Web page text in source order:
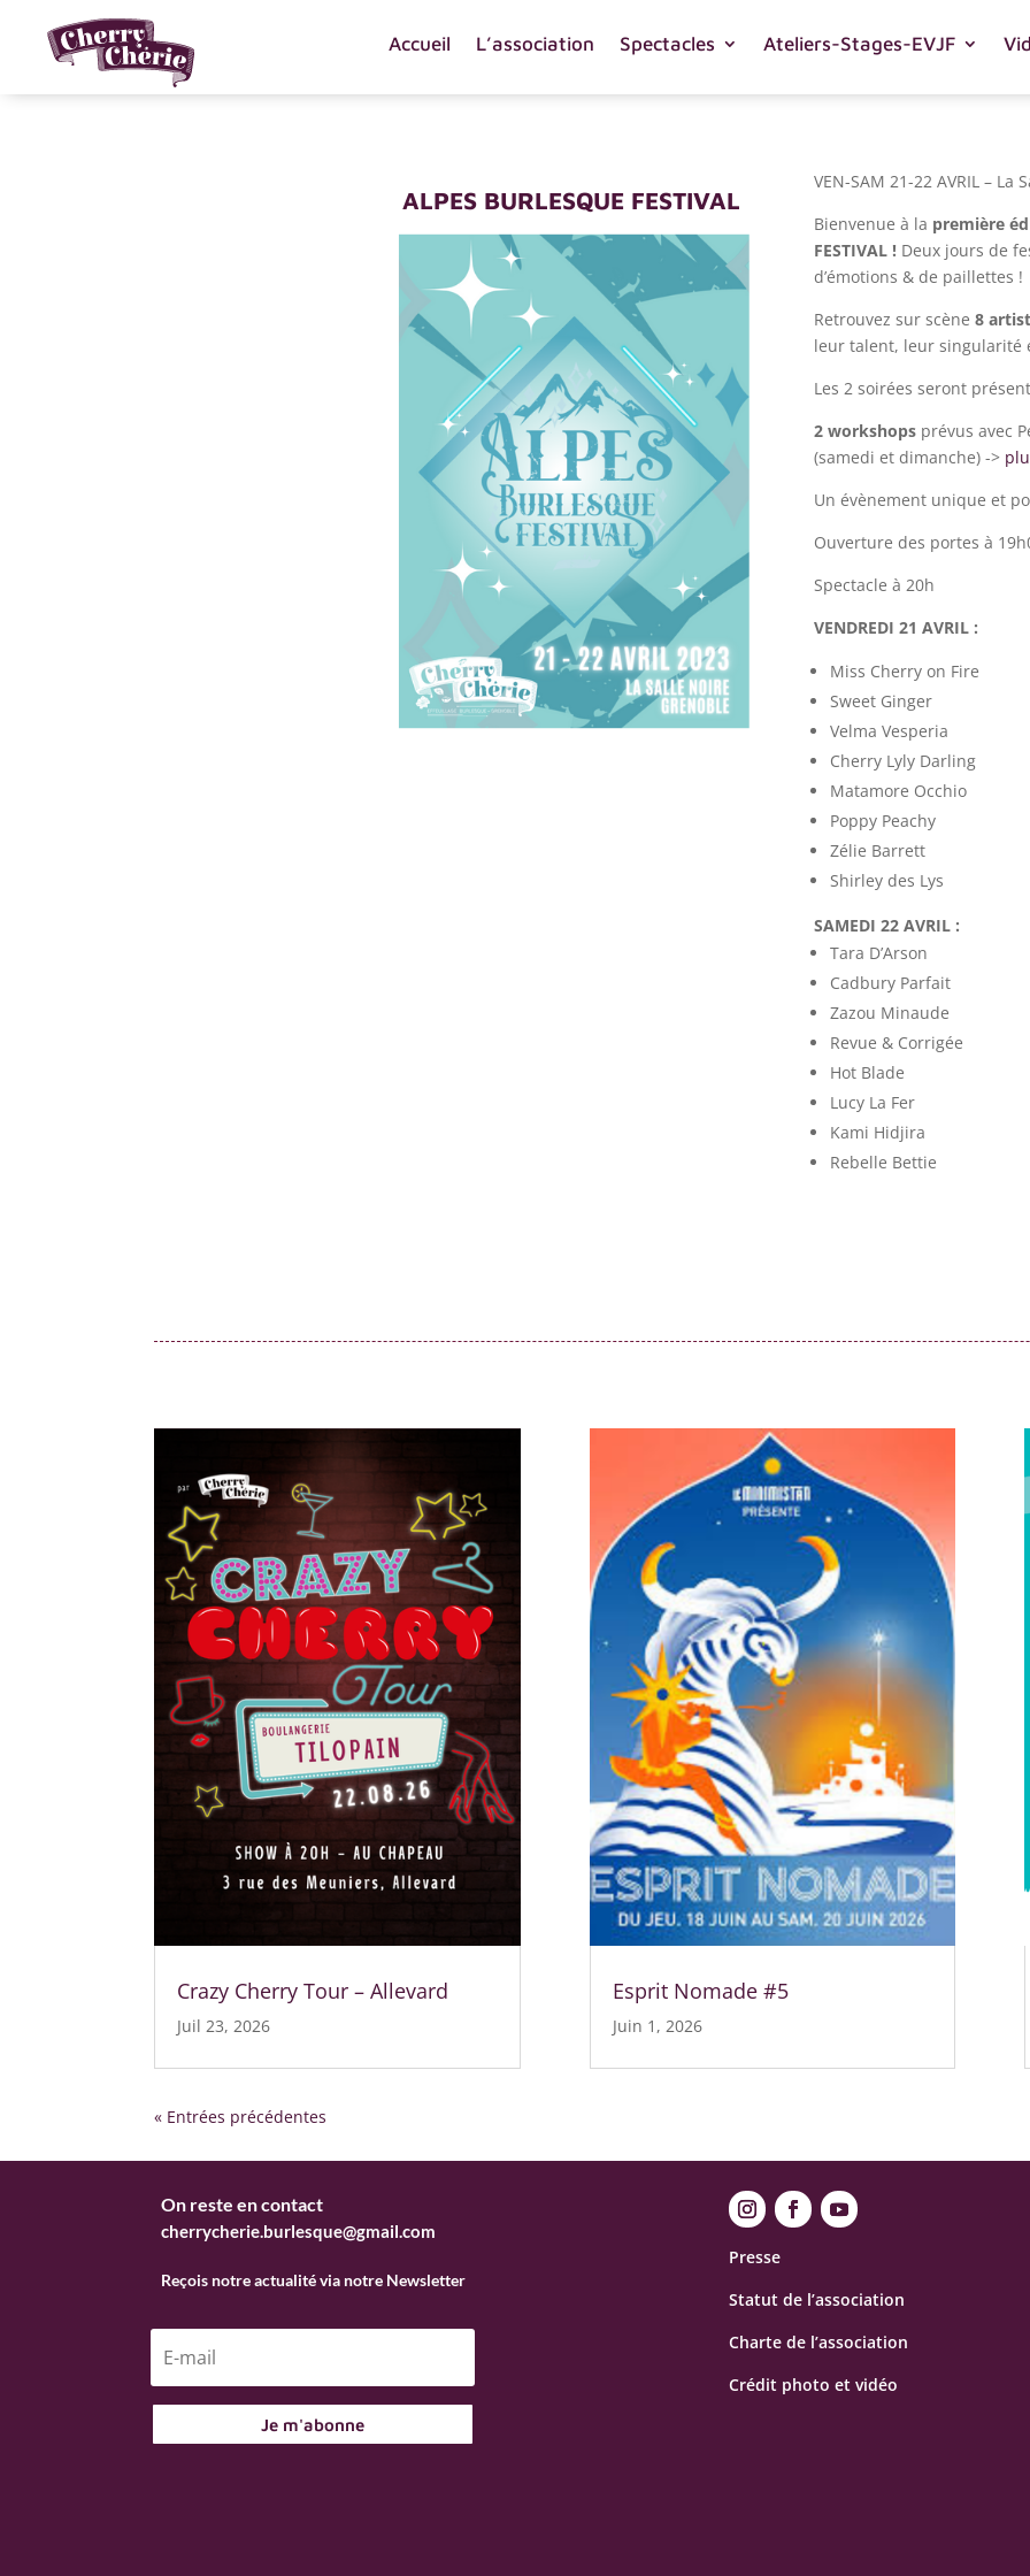
Accueil L’association Spectacles Ateliers-Stages-EVJF
ALPES BURLESQUE FESTIVAL
VEN-SAM 21-22 AVRIL – La
Bienvenue à la première
FESTIVAL ! Deux jours de
d’émotions & de paillettes !
Retrouvez sur scène8
leur talent, leur singularité
Les 2 soirées seront
2 workshops prévus avec
(samedi et dimanche) ->
Un évènement unique et
Ouverture des portes à
Spectacle à 20h
VENDREDI 21 AVRIL :
Miss Cherry on Fire
Sweet Ginger
Velma Vesperia
Cherry Lyly Darling
Matamore Occhio
Poppy Peachy
Zélie Barrett
Shirley des Lys
SAMEDI 22 AVRIL :
Tara D’Arson
Cadbury Parfait
Zazou Minaude
Revue & Corrigée
Hot Blade
Lucy La Fer
Kami Hidjira
Rebelle Bettie
Crazy Cherry Tour – Allevard
Juil 23, 2026
Esprit Nomade #5
Juin 1, 2026
« Entrées précédentes
On reste en contact
cherrycherie.burlesque@gmail.com
Reçois notre actualité via notre Newsletter
Je m'abonne
Presse
Statut de l’association
Charte de l’association
Crédit photo et vidéo